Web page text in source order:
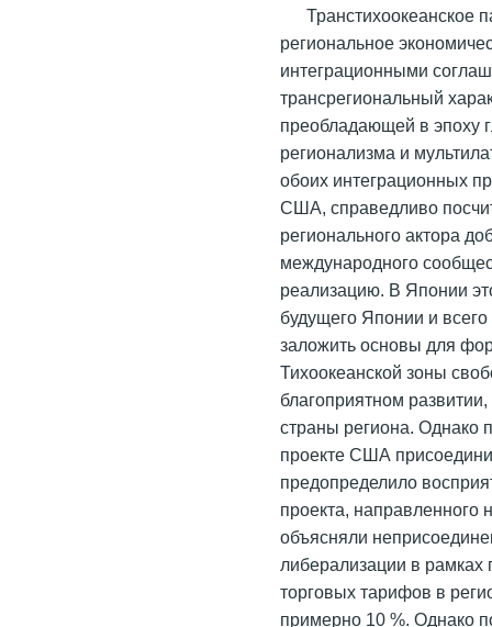
Транстихоокеанское
региональное
интеграционными
трансрегиональный
преобладающей в эпоху
регионализма и
обоих интеграционных
США, справедливо
регионального актора
международного
реализацию. В Японии
будущего Японии и
заложить основы для
Тихоокеанской зоны
благоприятном
страны региона. Однако
проекте США
предопределило
проекта,
объясняли
либерализации в
торговых тарифов в
примерно 10 %. Однако